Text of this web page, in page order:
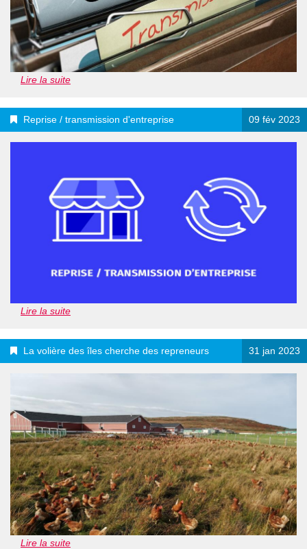
Lire la suite
Reprise / transmission d'entreprise 09 fév 2023
Lire la suite
La volière des îles cherche des repreneurs 31 jan 2023
Lire la suite